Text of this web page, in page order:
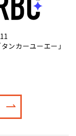
ンカーユーエー」